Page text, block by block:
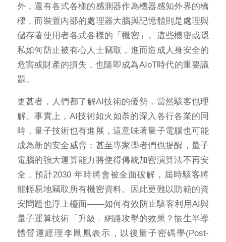
外，還有各式各樣的感測器作為機器感知外界的橋
樑，而裝置內部的處理器大腦與記憶體則是處理與
儲存著使用者各式各樣的「機密」。這些機密或隱
私如何防止被有心人士竊取，進而造成人身安全的
危害或財產的損失，也隨即成為AIoT時代的重要議
題。
更甚者，人們都了解AI技術的優勢，當然駭客也理
解。事實上，AI技術如火如荼的深入各行各業的同
時，量子技術也有進展，這意味著量子電腦也可能
成為新的安全威脅；甚至專家學者們也提醒，量子
電腦的強大運算能力將使得傳統加密演算法不再安
全，預計2030 年時將會被全面破解，屆時駭客將
能輕易地竊取所有機密資料。因此更難以防範的資
安問題也浮上檯面——如何有效防止駭客利用AI與
量子運算技術「升級」網路攻擊的效果？振生半導
體營運經理李鳳凰表示，以後量子密碼學(Post-